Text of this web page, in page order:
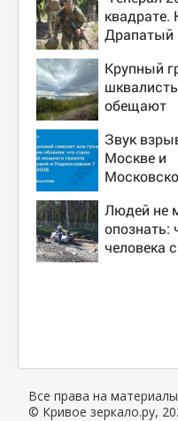
квадрате.
Драпатый
Сырского
Крупный
обещают
выходные
Звук
Москве и
2026 года:
источник,
был
Людей не
опознать:
человека
Все права на
© Кривое зеркало.ру,